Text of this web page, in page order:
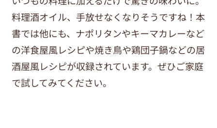
料理酒オイル、手放せなくなりそうですね！本
書では他にも、ナポリタンやキーマカレーなど
の洋食屋風レシピや焼き鳥や鶏団子鍋などの居
酒屋風レシピが収録されています。ぜひご家庭
で試してみてください。